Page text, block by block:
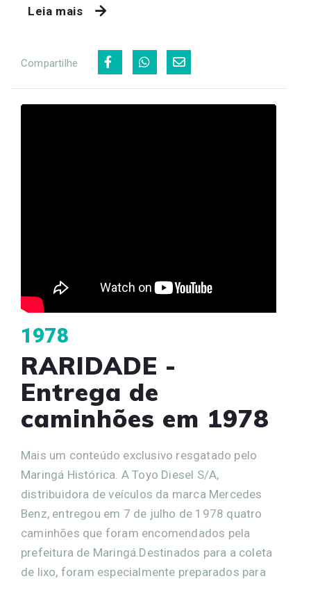
Leia mais
Compartilhe
1978
RARIDADE -
Entrega de
caminhões em 1978
Mais um conteúdo exclusivo resgatado pelo
Maringá Histórica. A Toyo Diesel S/A,
distribuidora de veículos da marca Mercedes
Benz, entregou em 7 de julho de 1978 quatro
caminhões que foram encomendados pela
prefeitura de Maringá.Destinados para a coleta
de lixo, foram especialmente preparados para